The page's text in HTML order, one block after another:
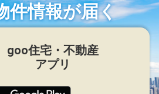
件情報が届く
goo住宅・不動産
アプリ